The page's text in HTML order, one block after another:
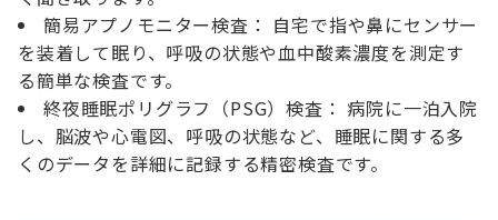
簡易アプノモニター検査： 自宅で指や鼻にセンサー
を装着して眠り、呼吸の状態や血中酸素濃度を測定す
る簡単な検査です。
終夜睡眠ポリグラフ（PSG）検査： 病院に一泊入院
し、脳波や心電図、呼吸の状態など、睡眠に関する多
くのデータを詳細に記録する精密検査です。